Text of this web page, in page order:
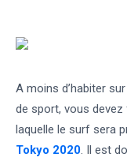
A moins d’habiter
de sport, vous
laquelle le surf sera
Tokyo 2020. Il est